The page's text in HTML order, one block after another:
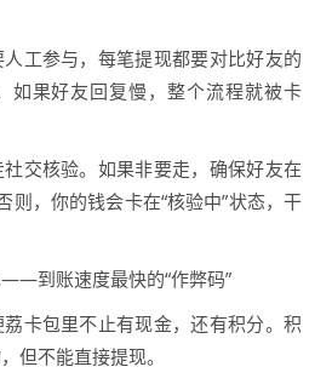
工参与，每笔提现都要对比好友的
如果好友回复慢，整个流程就被卡
交核验。如果非要走，确保好友在
则，你的钱会卡在“核验中”状态，干
到账速度最快的“作弊码”
卡包里不止有现金，还有积分。积
但不能直接提现。